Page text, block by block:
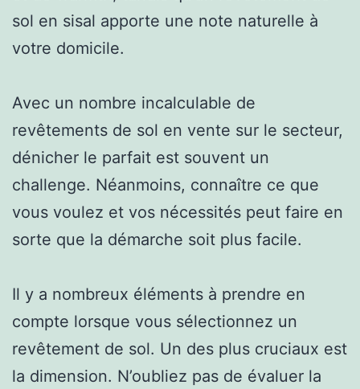
sol en sisal apporte une note naturelle à
votre domicile.
Avec un nombre incalculable de
revêtements de sol en vente sur le secteur,
dénicher le parfait est souvent un
challenge. Néanmoins, connaître ce que
vous voulez et vos nécessités peut faire en
sorte que la démarche soit plus facile.
Il y a nombreux éléments à prendre en
compte lorsque vous sélectionnez un
revêtement de sol. Un des plus cruciaux est
la dimension. N’oubliez pas de évaluer la